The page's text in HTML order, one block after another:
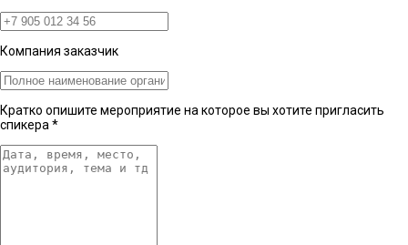
Компания заказчик
Кратко опишите мероприятие на которое вы хотите пригласить
спикера *